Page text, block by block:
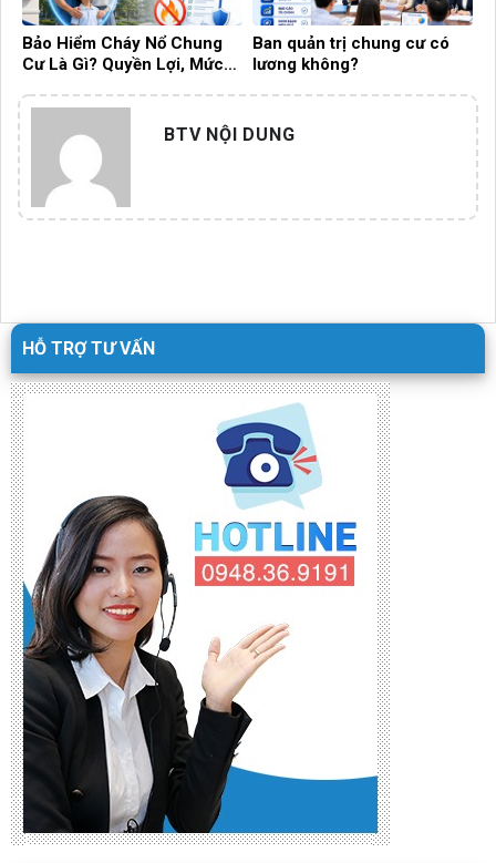
Bảo Hiểm Cháy Nổ Chung
Cư Là Gì? Quyền Lợi, Mức
Ban quản trị chung cư có
lương không?
BTV NỘI DUNG
HỖ TRỢ TƯ VẤN